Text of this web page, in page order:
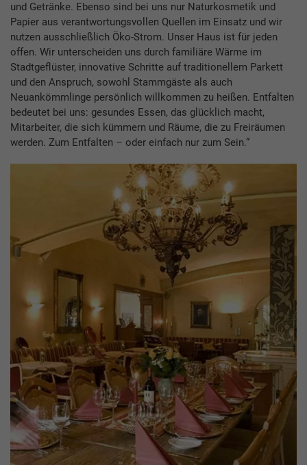
und Getränke. Ebenso sind bei uns nur Naturkosmetik und
Papier aus verantwortungsvollen Quellen im Einsatz und wir
nutzen ausschließlich Öko-Strom. Unser Haus ist für jeden
offen. Wir unterscheiden uns durch familiäre Wärme im
Stadtgeflüster, innovative Schritte auf traditionellem Parkett
und den Anspruch, sowohl Stammgäste als auch
Neuankömmlinge persönlich willkommen zu heißen. Entfalten
bedeutet bei uns: gesundes Essen, das glücklich macht,
Mitarbeiter, die sich kümmern und Räume, die zu Freiräumen
werden. Zum Entfalten – oder einfach nur zum Sein.“